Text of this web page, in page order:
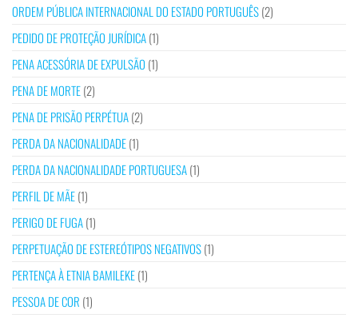
ORDEM PÚBLICA INTERNACIONAL DO ESTADO PORTUGUÊS(2)
PEDIDO DE PROTEÇÃO JURÍDICA(1)
PENA ACESSÓRIA DE EXPULSÃO (1)
PENA DE MORTE(2)
PENA DE PRISÃO PERPÉTUA(2)
PERDA DA NACIONALIDADE(1)
PERDA DA NACIONALIDADE PORTUGUESA(1)
PERFIL DE MÃE(1)
PERIGO DE FUGA(1)
PERPETUAÇÃO DE ESTEREÓTIPOS NEGATIVOS(1)
PERTENÇA À ETNIA BAMILEKE(1)
PESSOA DE COR (1)